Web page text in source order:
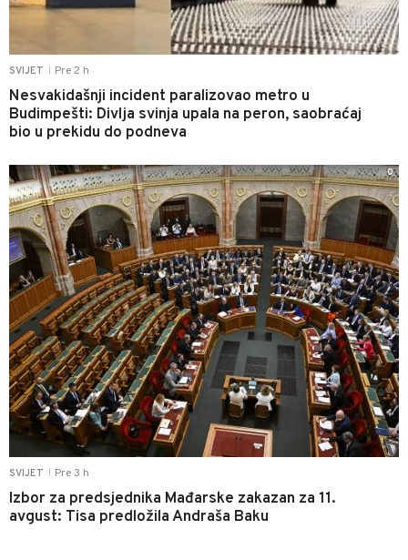
SVIJET Pre 2 h
Nesvakidašnji incident paralizovao metro u
Budimpešti: Divlja svinja upala na peron, saobraćaj
bio u prekidu do podneva
SVIJET Pre 3 h
Izbor za predsjednika Mađarske zakazan za 11.
avgust: Tisa predložila Andraša Baku
0